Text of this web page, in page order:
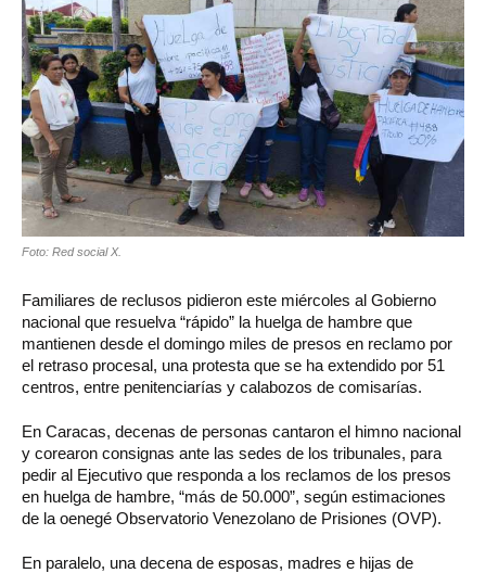
Foto: Red social X.
Familiares de reclusos pidieron este miércoles al Gobierno
nacional que resuelva “rápido” la huelga de hambre que
mantienen desde el domingo miles de presos en reclamo por
el retraso procesal, una protesta que se ha extendido por 51
centros, entre penitenciarías y calabozos de comisarías.
En Caracas, decenas de personas cantaron el himno nacional
y corearon consignas ante las sedes de los tribunales, para
pedir al Ejecutivo que responda a los reclamos de los presos
en huelga de hambre, “más de 50.000”, según estimaciones
de la oenegé Observatorio Venezolano de Prisiones (OVP).
En paralelo, una decena de esposas, madres e hijas de